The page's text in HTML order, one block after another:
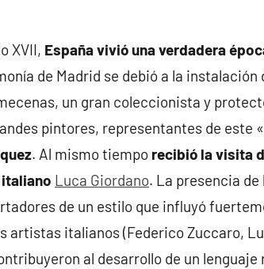
XVII, España vivió una verdadera
de Madrid se debió a la instalación
un gran coleccionista y
pintores, representantes de este
. Al mismo tiempo recibió la visita
Luca Giordano. La presencia
de un estilo que influyó
artistas italianos (Federico Zuccaro,
al desarrollo de un lenguaje